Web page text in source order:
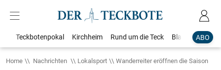
ABO
Teckbotenpokal Kirchheim Rund um die Teck Blaulicht
Home Nachrichten Lokalsport Wanderreiter eröffnen die Saison